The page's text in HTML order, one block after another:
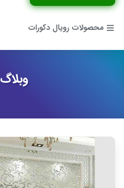
محصولات رویال دکورات
وبلاگ